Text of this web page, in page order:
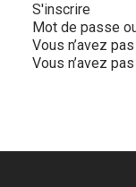
S'inscrire
Mot de passe
Vous n’avez
Vous n’avez